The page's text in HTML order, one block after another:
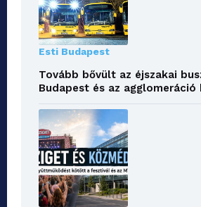
Esti Budapest
Tovább bővült az éjszakai
Budapest és az